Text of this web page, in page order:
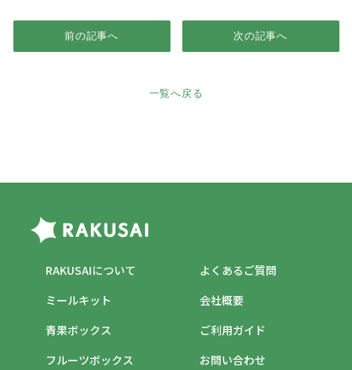
前の記事へ
一覧へ戻る
次の記事へ
RAKUSAIについて
ミールキット
青果ボックス
フルーツボックス
よくあるご質問
ご利用ガイド
会社概要
お問い合わせ